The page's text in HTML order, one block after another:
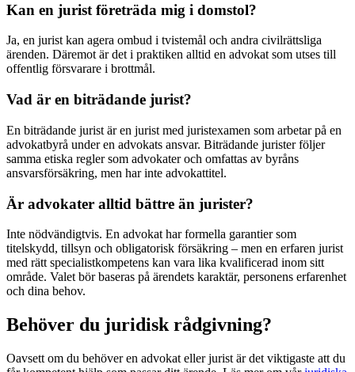
Kan en jurist företräda mig i domstol?
Ja, en jurist kan agera ombud i tvistemål och andra civilrättsliga
ärenden. Däremot är det i praktiken alltid en advokat som utses till
offentlig försvarare i brottmål.
Vad är en biträdande jurist?
En biträdande jurist är en jurist med juristexamen som arbetar på en
advokatbyrå under en advokats ansvar. Biträdande jurister följer
samma etiska regler som advokater och omfattas av byråns
ansvarsförsäkring, men har inte advokattitel.
Är advokater alltid bättre än jurister?
Inte nödvändigtvis. En advokat har formella garantier som
titelskydd, tillsyn och obligatorisk försäkring – men en erfaren jurist
med rätt specialistkompetens kan vara lika kvalificerad inom sitt
område. Valet bör baseras på ärendets karaktär, personens erfarenhet
och dina behov.
Behöver du juridisk rådgivning?
Oavsett om du behöver en advokat eller jurist är det viktigaste att du